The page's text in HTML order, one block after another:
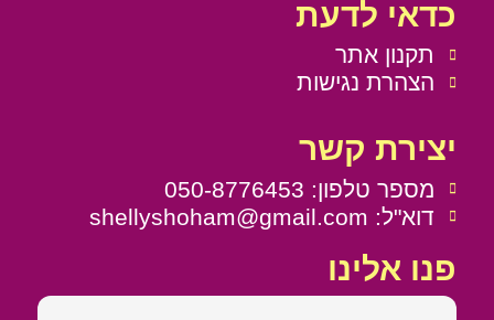
כדאי לדעת
תקנון אתר
הצהרת נגישות
יצירת קשר
מספר טלפון: 050-8776453
דוא"ל: shellyshoham@gmail.com
פנו אלינו